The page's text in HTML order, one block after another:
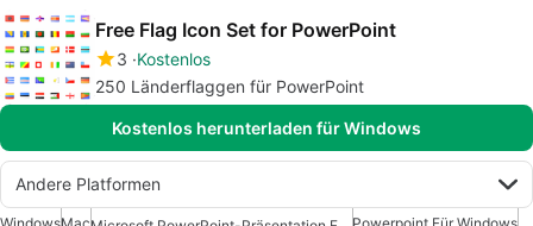
Free Flag Icon Set for PowerPoint
3 Kostenlos
250 Länderflaggen für PowerPoint
Kostenlos herunterladen für Windows
Andere Platformen